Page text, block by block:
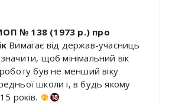
№ 138 (1973 р.) про
Вимагає від держав-учасниць
щоб мінімальний вік
був не менший віку
школи і, в будь якому
років.